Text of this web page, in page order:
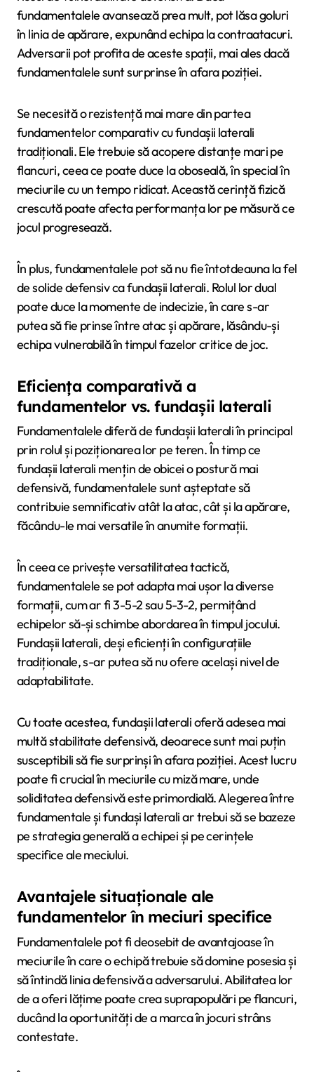
fundamentalele avansează prea mult, pot lăsa goluri
în linia de apărare, expunând echipa la contraatacuri.
Adversarii pot profita de aceste spații, mai ales dacă
fundamentalele sunt surprinse în afara poziției.
Se necesită o rezistență mai mare din partea
fundamentelor comparativ cu fundașii laterali
tradiționali. Ele trebuie să acopere distanțe mari pe
flancuri, ceea ce poate duce la oboseală, în special în
meciurile cu un tempo ridicat. Această cerință fizică
crescută poate afecta performanța lor pe măsură ce
jocul progresează.
În plus, fundamentalele pot să nu fie întotdeauna la fel
de solide defensiv ca fundașii laterali. Rolul lor dual
poate duce la momente de indecizie, în care s-ar
putea să fie prinse între atac și apărare, lăsându-și
echipa vulnerabilă în timpul fazelor critice de joc.
Eficiența comparativă a
fundamentelor vs. fundașii laterali
Fundamentalele diferă de fundașii laterali în principal
prin rolul și poziționarea lor pe teren. În timp ce
fundașii laterali mențin de obicei o postură mai
defensivă, fundamentalele sunt așteptate să
contribuie semnificativ atât la atac, cât și la apărare,
făcându-le mai versatile în anumite formații.
În ceea ce privește versatilitatea tactică,
fundamentalele se pot adapta mai ușor la diverse
formații, cum ar fi 3-5-2 sau 5-3-2, permițând
echipelor să-și schimbe abordarea în timpul jocului.
Fundașii laterali, deși eficienți în configurațiile
tradiționale, s-ar putea să nu ofere același nivel de
adaptabilitate.
Cu toate acestea, fundașii laterali oferă adesea mai
multă stabilitate defensivă, deoarece sunt mai puțin
susceptibili să fie surprinși în afara poziției. Acest lucru
poate fi crucial în meciurile cu miză mare, unde
soliditatea defensivă este primordială. Alegerea între
fundamentale și fundași laterali ar trebui să se bazeze
pe strategia generală a echipei și pe cerințele
specifice ale meciului.
Avantajele situaționale ale
fundamentelor în meciuri specifice
Fundamentalele pot fi deosebit de avantajoase în
meciurile în care o echipă trebuie să domine posesia și
să întindă linia defensivă a adversarului. Abilitatea lor
de a oferi lățime poate crea suprapopulări pe flancuri,
ducând la oportunități de a marca în jocuri strâns
contestate.